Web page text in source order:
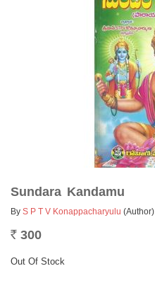
Sundara Kandamu
By S P T V Konappacharyulu (Author)
Rs. 300
Out Of Stock